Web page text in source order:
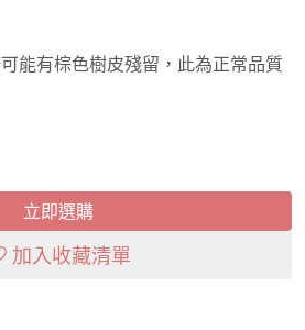
能有棕色樹皮殘留，此為正常品質
立即選購
加入收藏清單